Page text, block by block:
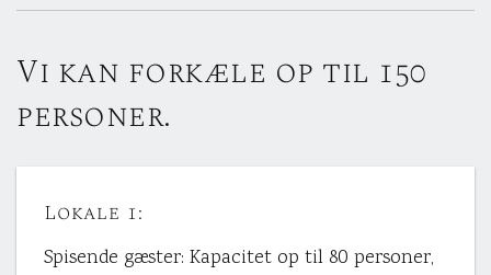
Vi kan forkæle op til 150
personer.
Lokale 1:
Spisende gæster: Kapacitet op til 80 personer,